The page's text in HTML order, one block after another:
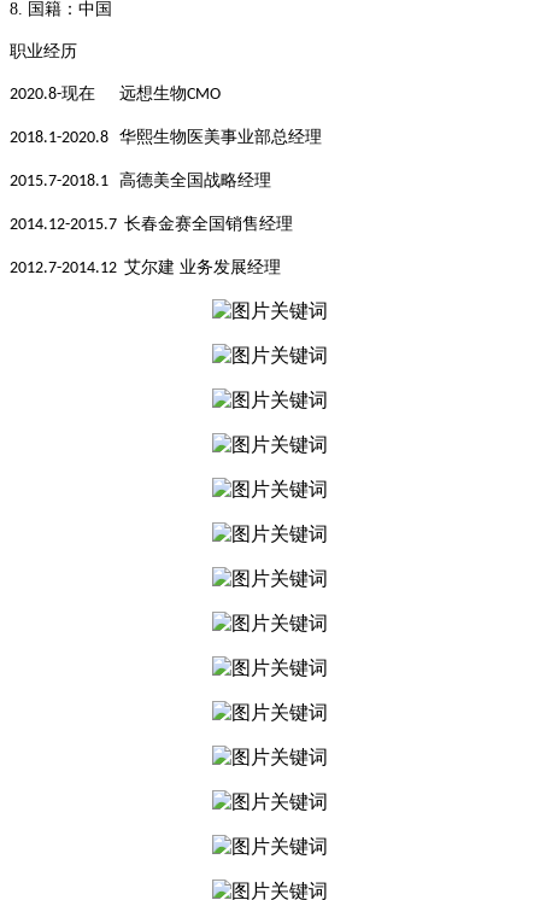
8. 国籍： 中国
职业经历
2020.8-现在 远想生物CMO
2018.1-2020.8 华熙生物医美事业部总经理
2015.7-2018.1 高德美全国战略经理
2014.12-2015.7 长春金赛全国销售经理
2012.7-2014.12 艾尔建 业务发展经理